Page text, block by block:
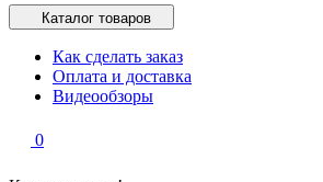
Каталог товаров
Как сделать заказ
Оплата и доставка
Видеообзоры
0